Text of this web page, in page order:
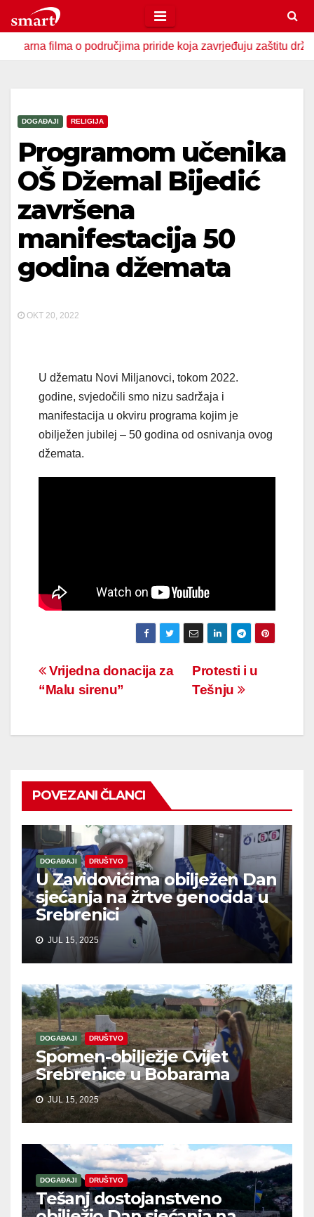
to
contento područjima priride koja zavrjeđuju zaštitu države
DOGAĐAJI RELIGIJA
Programom učenika
OŠ Džemal Bijedić
završena
manifestacija 50
godina džemata
OKT 20, 2022
U džematu Novi Miljanovci, tokom 2022.
godine, svjedočili smo nizu sadržaja i
manifestacija u okviru programa kojim je
obilježen jubilej – 50 godina od osnivanja ovog
džemata.
Navigacija
Protesti i u
Tešnju
Vrijedna donacija za
“Malu sirenu”
POVEZANI ČLANCI
DOGAĐAJI DRUŠTVO
U Zavidovićima obilježen Dan
sjećanja na žrtve genocida u
Srebrenici
JUL 15, 2025
DOGAĐAJI DRUŠTVO
Spomen-obilježje Cvijet
Srebrenice u Bobarama
JUL 15, 2025
DOGAĐAJI DRUŠTVO
Tešanj dostojanstveno